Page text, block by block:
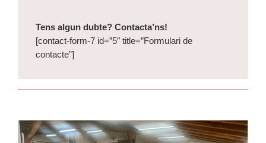
Tens algun dubte? Contacta’ns!
[contact-form-7 id=”5″ title=”Formulari de
contacte”]
Llegir-ne més